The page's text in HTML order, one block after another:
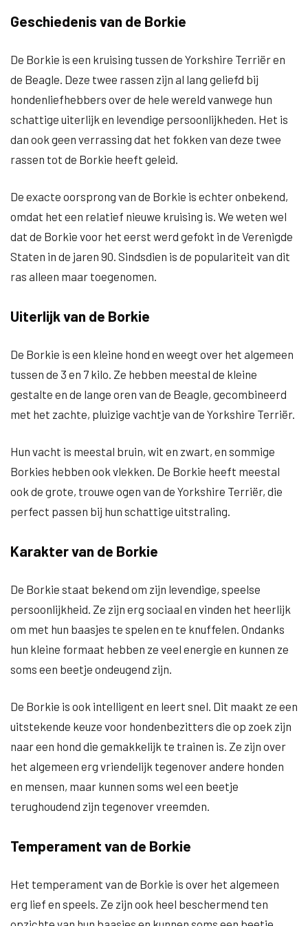
Geschiedenis van de Borkie
De Borkie is een kruising tussen de Yorkshire Terriër en
de Beagle. Deze twee rassen zijn al lang geliefd bij
hondenliefhebbers over de hele wereld vanwege hun
schattige uiterlijk en levendige persoonlijkheden. Het is
dan ook geen verrassing dat het fokken van deze twee
rassen tot de Borkie heeft geleid.
De exacte oorsprong van de Borkie is echter onbekend,
omdat het een relatief nieuwe kruising is. We weten wel
dat de Borkie voor het eerst werd gefokt in de Verenigde
Staten in de jaren 90. Sindsdien is de populariteit van dit
ras alleen maar toegenomen.
Uiterlijk van de Borkie
De Borkie is een kleine hond en weegt over het algemeen
tussen de 3 en 7 kilo. Ze hebben meestal de kleine
gestalte en de lange oren van de Beagle, gecombineerd
met het zachte, pluizige vachtje van de Yorkshire Terriër.
Hun vacht is meestal bruin, wit en zwart, en sommige
Borkies hebben ook vlekken. De Borkie heeft meestal
ook de grote, trouwe ogen van de Yorkshire Terriër, die
perfect passen bij hun schattige uitstraling.
Karakter van de Borkie
De Borkie staat bekend om zijn levendige, speelse
persoonlijkheid. Ze zijn erg sociaal en vinden het heerlijk
om met hun baasjes te spelen en te knuffelen. Ondanks
hun kleine formaat hebben ze veel energie en kunnen ze
soms een beetje ondeugend zijn.
De Borkie is ook intelligent en leert snel. Dit maakt ze een
uitstekende keuze voor hondenbezitters die op zoek zijn
naar een hond die gemakkelijk te trainen is. Ze zijn over
het algemeen erg vriendelijk tegenover andere honden
en mensen, maar kunnen soms wel een beetje
terughoudend zijn tegenover vreemden.
Temperament van de Borkie
Het temperament van de Borkie is over het algemeen
erg lief en speels. Ze zijn ook heel beschermend ten